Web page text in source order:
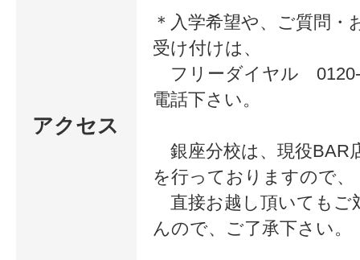
経営に必要な全てのノウハウまで
夢を夢で終わらせず、現実のもの
経験や年齢、性別や国籍は一切問
カクテル作りの基礎から丁寧に教
者の方でも安心して始められます。
9月12日（土）
9月25日（金）
アクセス
＊入学希望や、ご質問・
受け付けは、
フリーダイヤル 0120-
電話下さい。
銀座分校は、現役BAR
を行っておりますので、
直接お越し頂いてもご
んので、ご了承下さい。